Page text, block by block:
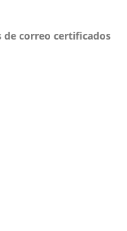
de correo certificados